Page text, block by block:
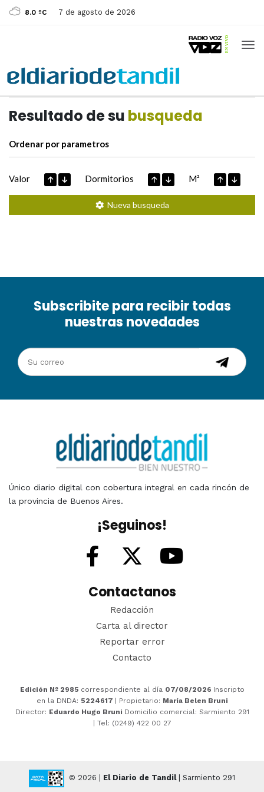
8.0 ºC 7 de agosto de 2026
Resultado de su busqueda
Ordenar por parametros
Valor Dormitorios M²
Nueva busqueda
Subscribite para recibir todas
nuestras novedades
Único diario digital con cobertura integral en cada rincón de
la provincia de Buenos Aires.
¡Seguinos!
Contactanos
Redacción
Carta al director
Reportar error
Contacto
Edición Nº 2985 correspondiente al día 07/08/2026 Inscripto
en la DNDA: 5224617 | Propietario: María Belen Bruni
Director: Eduardo Hugo Bruni Domicilio comercial: Sarmiento 291
| Tel: (0249) 422 00 27
© 2026 | El Diario de Tandil| Sarmiento 291